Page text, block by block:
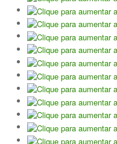
Corpos Sociais
Descontos e Parcerias
Localização
Fotos das Instalações
Jogar em Terra Batida
Boas Práticas, Bons Jogos